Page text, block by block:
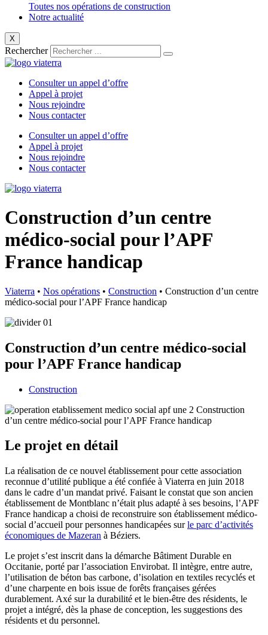
Toutes nos opérations de construction
Notre actualité
X
Rechercher
Consulter un appel d’offre
Appel à projet
Nous rejoindre
Nous contacter
Consulter un appel d’offre
Appel à projet
Nous rejoindre
Nous contacter
Construction d’un centre
médico-social pour l’APF
France handicap
Viaterra • Nos opérations • Construction • Construction d’un centre
médico-social pour l’APF France handicap
Construction d’un centre médico-social
pour l’APF France handicap
Construction
Le projet en détail
La réalisation de ce nouvel établissement pour cette association
reconnue d’utilité publique a été confiée à Viaterra en juin 2018
dans le cadre d’un mandat privé. Faisant le constat que son ancien
établissement de Montblanc n’était plus adapté à ses besoins, l’APF
France handicap a choisi de reconstruire son établissement médico-
social d’accueil pour personnes handicapées surle parc d’activités
économiques de Mazeran à Béziers.
Le projet s’est inscrit dans la démarche Bâtiment Durable en
Occitanie, porté par l’association Envirobat. Il intègre, entre autre,
l’utilisation de béton bas carbone, d’isolation en textiles recyclés et
d’une charpente en bois issue de forêts françaises gérées
durablement. Axé sur la durabilité et le bien-être des résidents, le
projet a intégré, dès la phase de conception, les suggestions des
résidents et du personnel.